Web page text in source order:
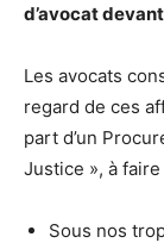
d’avocat
Les avocats
regard de ces
part d’un
Justice », à
Sous nos